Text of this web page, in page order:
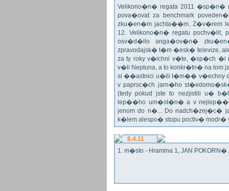
Velikono�n� regata 2011 �sp�n�
pova�ovat za benchmark
zku�en�m jachta��m. Z�v�rem
12. Velikono�n� regatu
osv�d�ilo anga�ov�n�
zpravodajsk� t�m �esk� televize,
za ty roky v�ichni v�te, �sp�ch
v�li Neptuna, a to konkr�tn� na tom
si ��astnici u�ili t�m�� v�echny
v paprsc�ch jarn�ho
(tedy pokud jste to nezjistili u�
lep��ho um�st�n� a v
jenom do n�... Do nadch�zej�c�
k�lem alespo� stopu poctiv�
8.4.11
1. m�sto - Hramina 1, JAN